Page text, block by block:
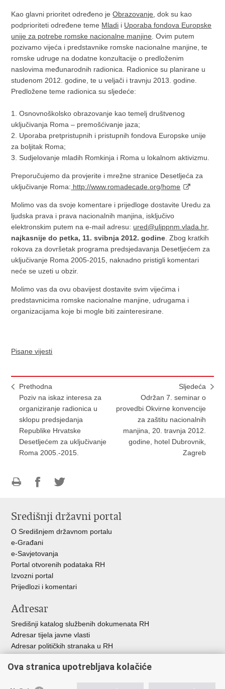
Kao glavni prioritet određeno jeObrazovanje , dok su kao
podprioriteti određene teme Mladi i Uporaba fondova Europske
unije za potrebe romske nacionalne manjine . Ovim putem
pozivamo vijeća i predstavnike romske nacionalne manjine, te
romske udruge na dodatne konzultacije o predloženim
naslovima međunarodnih radionica. Radionice su planirane u
studenom 2012. godine, te u veljači i travnju 2013. godine.
Predložene teme radionica su sljedeće:
1. Osnovnoškolsko obrazovanje kao temelj društvenog
uključivanja Roma – premošćivanje jaza;
2. Uporaba pretpristupnih i pristupnih fondova Europske unije
za boljitak Roma;
3. Sudjelovanje mladih Romkinja i Roma u lokalnom aktivizmu.
Preporučujemo da provjerite i mrežne stranice Desetljeća za
uključivanje Roma: http://www.romadecade.org/home
Molimo vas da svoje komentare i prijedloge dostavite Uredu za
ljudska prava i prava nacionalnih manjina, isključivo
elektronskim putem na e-mail adresu: ured@uljppnm.vlada.hr,
najkasnije do petka, 11. svibnja 2012. godine . Zbog kratkih
rokova za dovršetak programa predsjedavanja Desetljećem za
uključivanje Roma 2005-2015, naknadno pristigli komentari
neće se uzeti u obzir.
Molimo vas da ovu obavijest dostavite svim vijećima i
predstavnicima romske nacionalne manjine, udrugama i
organizacijama koje bi mogle biti zainteresirane.
Pisane vijesti
Prethodna
Poziv na iskaz interesa za
organiziranje radionica u
sklopu predsjedanja
Republike Hrvatske
Desetljećem za uključivanje
Roma 2005.-2015.
Sljedeća
Održan 7. seminar o
provedbi Okvirne konvencije
za zaštitu nacionalnih
manjina, 20. travnja 2012.
godine, hotel Dubrovnik,
Zagreb
FacebookuTwitteru
Središnji državni portal
O Središnjem državnom portalu
e-Građani
e-Savjetovanja
Portal otvorenih podataka RH
Izvozni portal
Prijedlozi i komentari
Adresar
Središnji katalog službenih dokumenata RH
Adresar tijela javne vlasti
Adresar političkih stranaka u RH
Besplatni telefoni javne uprave
Ova stranica upotrebljava kolačiće